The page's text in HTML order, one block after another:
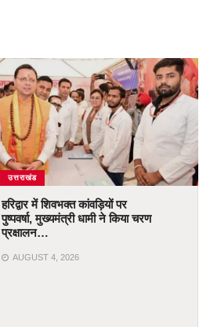
उत्तराखंड
हरिद्वार में शिवभक्त कांवड़ियों पर
पुष्पवर्षा, मुख्यमंत्री धामी ने किया चरण
प्रक्षालन…
AUGUST 4, 2026